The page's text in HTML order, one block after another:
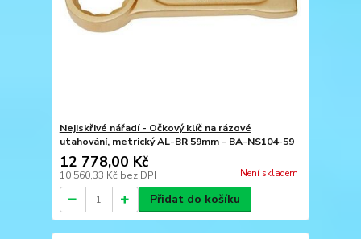
Nejiskřivé nářadí - Očkový klíč na rázové
utahování, metrický AL-BR 59mm - BA-NS104-59
12 778,00 Kč
10 560,33 Kč bez DPH Není skladem
Přidat do košíku